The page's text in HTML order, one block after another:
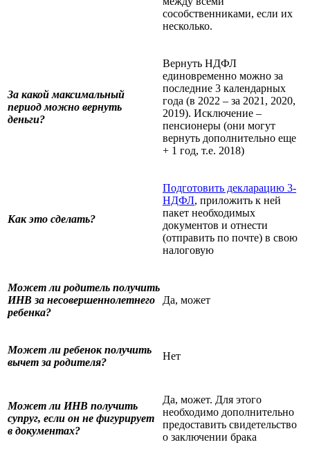
сособственниками, если их
несколько.
За какой максимальный
период можно вернуть
деньги?
Вернуть НДФЛ
единовременно можно за
последние 3 календарных
года (в 2022 – за 2021, 2020,
2019). Исключение –
пенсионеры (они могут
вернуть дополнительно еще
+ 1 год, т.е. 2018)
Как это сделать?
Подготовить декларацию 3-
НДФЛ, приложить к ней
пакет необходимых
документов и отнести
(отправить по почте) в свою
налоговую
Может ли родитель получить
ИНВ за несовершеннолетнего
ребенка?
Да, может
Может ли ребенок получить
вычет за родителя?
Нет
Может ли ИНВ получить
супруг, если он не фигурирует
в документах?
Да, может. Для этого
необходимо дополнительно
предоставить свидетельство
о заключении брака